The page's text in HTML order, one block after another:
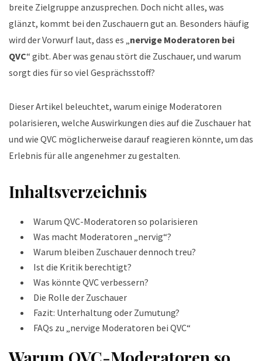
breite Zielgruppe anzusprechen. Doch nicht alles, was
glänzt, kommt bei den Zuschauern gut an. Besonders häufig
wird der Vorwurf laut, dass es „ nervige Moderatoren bei
QVC“ gibt. Aber was genau stört die Zuschauer, und warum
sorgt dies für so viel Gesprächsstoff?
Dieser Artikel beleuchtet, warum einige Moderatoren
polarisieren, welche Auswirkungen dies auf die Zuschauer hat
und wie QVC möglicherweise darauf reagieren könnte, um das
Erlebnis für alle angenehmer zu gestalten.
Inhaltsverzeichnis
Warum QVC-Moderatoren so polarisieren
Was macht Moderatoren „nervig“?
Warum bleiben Zuschauer dennoch treu?
Ist die Kritik berechtigt?
Was könnte QVC verbessern?
Die Rolle der Zuschauer
Fazit: Unterhaltung oder Zumutung?
FAQs zu „nervige Moderatoren bei QVC“